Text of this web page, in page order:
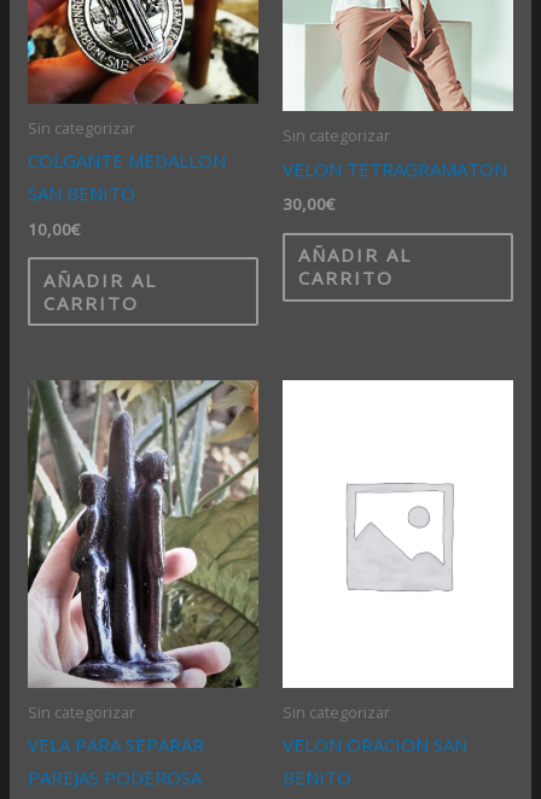
Sin categorizar
COLGANTE MEDALLON
SAN BENITO
10,00€
AÑADIR AL
CARRITO
Sin categorizar
VELON TETRAGRAMATON
30,00€
AÑADIR AL
CARRITO
Sin categorizar
VELA PARA SEPARAR
PAREJAS PODEROSA
Sin categorizar
VELON ORACION SAN
BENITO